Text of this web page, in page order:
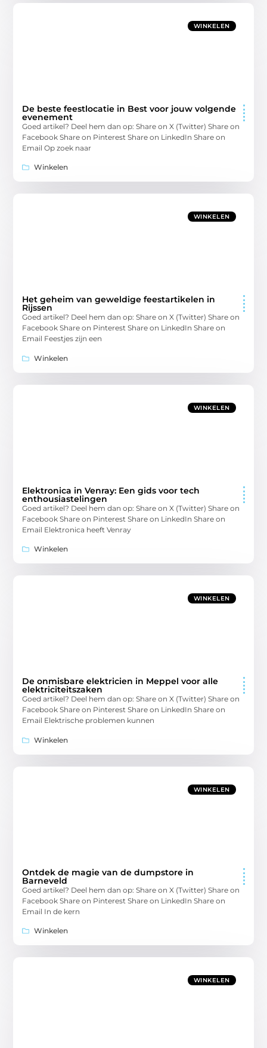
WINKELEN
De beste feestlocatie in Best voor jouw volgende
evenement
Goed artikel? Deel hem dan op: Share on X (Twitter) Share on
Facebook Share on Pinterest Share on LinkedIn Share on
Email Op zoek naar
Winkelen
WINKELEN
Het geheim van geweldige feestartikelen in
Rijssen
Goed artikel? Deel hem dan op: Share on X (Twitter) Share on
Facebook Share on Pinterest Share on LinkedIn Share on
Email Feestjes zijn een
Winkelen
WINKELEN
Elektronica in Venray: Een gids voor tech
enthousiastelingen
Goed artikel? Deel hem dan op: Share on X (Twitter) Share on
Facebook Share on Pinterest Share on LinkedIn Share on
Email Elektronica heeft Venray
Winkelen
WINKELEN
De onmisbare elektricien in Meppel voor alle
elektriciteitszaken
Goed artikel? Deel hem dan op: Share on X (Twitter) Share on
Facebook Share on Pinterest Share on LinkedIn Share on
Email Elektrische problemen kunnen
Winkelen
WINKELEN
Ontdek de magie van de dumpstore in
Barneveld
Goed artikel? Deel hem dan op: Share on X (Twitter) Share on
Facebook Share on Pinterest Share on LinkedIn Share on
Email In de kern
Winkelen
WINKELEN